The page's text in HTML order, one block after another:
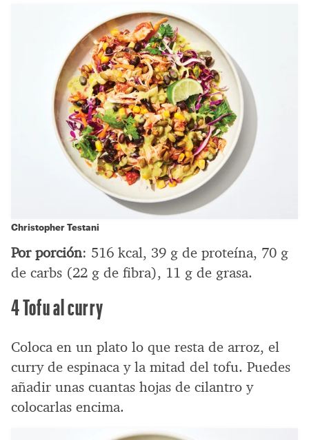
Christopher Testani
Por porción: 516 kcal, 39 g de proteína, 70 g
de carbs (22 g de fibra), 11 g de grasa.
4 Tofu al curry
Coloca en un plato lo que resta de arroz, el
curry de espinaca y la mitad del tofu. Puedes
añadir unas cuantas hojas de cilantro y
colocarlas encima.